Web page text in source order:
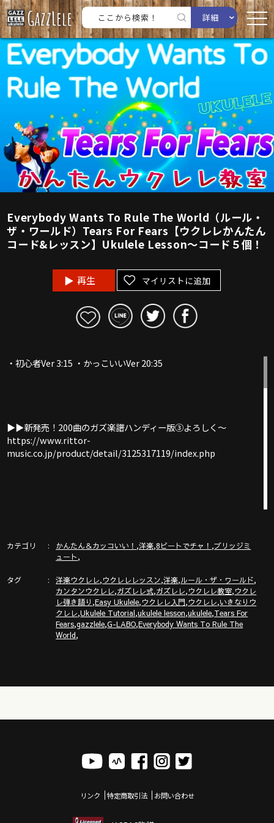
詳細
Everybody Wants To Rule The World（ルール・
ザ・ワールド）Tears For Fears【ウクレレかんたん
コード&レッスン】Ukulele Lesson〜コード５個！
再生 マイリストに追加
・初心者Ver 3:15 ・かっこいいVer 20:35
▶︎▶︎新発売！200曲のガズ楽譜ハンディー版③よろしく〜
https://www.rittor-
music.co.jp/product/detail/3125317119/index.php
◾️ https://gazzlele.com/beginner/ ◾️
ガズレレオリジナルストラップ・水引・Tシャツ・トートなどは
https://youtu.be/p-gFoETga0A
ウクレレリズム色々はここ
カテゴリ かんたん＆カッコいい！ ,洋楽,8ビートでチャ！ ,ブリッジミ
ュート,
タグ 洋楽ウクレレ,ウクレレレッスン,洋楽,ルール・ザ・ワールド,
カンタンウクレレ,ガズレレ式,ガズレレ,ウクレレ教室,ウクレ
レ弾き語り ,Easy Ukulele,ウクレレ入門,ウクレレ,いきなりウ
クレレ,Ukulele Tutorial,ukulele lesson,ukulele,Tears For
Fears,gazzlele,G-LABO,Everybody Wants To Rule The
World,
リンク 特定商取引法 お問い合わせ